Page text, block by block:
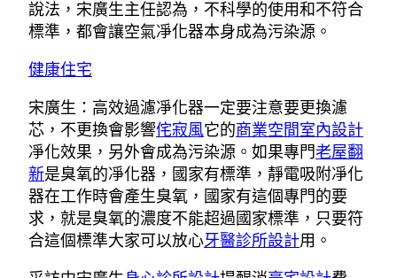
說法，宋廣生主任認為，不科學的使用和不符合
標準，都會讓空氣凈化器本身成為污染源。
健康住宅
宋廣生：高效過濾凈化器一定要注意要更換濾
芯，不更換會影響侘寂風它的商業空間室內設計
凈化效果，另外會成為污染源。如果專門 老屋翻
新是臭氧的凈化器，國家有標準，靜電吸附凈化
器在工作時會產生臭氧，國家有這個專門的要
求，就是臭氧的濃度不能超過國家標準，只要符
合這個標準大家可以放心牙醫診所設計用。